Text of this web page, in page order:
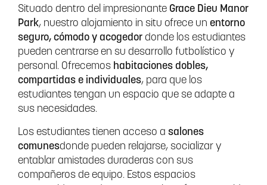
Situado dentro del impresionante Grace Dieu Manor
Park, nuestro alojamiento in situ ofrece un entorno
seguro, cómodo y acogedor donde los estudiantes
pueden centrarse en su desarrollo futbolístico y
personal. Ofrecemos habitaciones dobles,
compartidas e individuales, para que los
estudiantes tengan un espacio que se adapte a
sus necesidades.
Los estudiantes tienen acceso a salones
comunesdonde pueden relajarse, socializar y
entablar amistades duraderas con sus
compañeros de equipo. Estos espacios